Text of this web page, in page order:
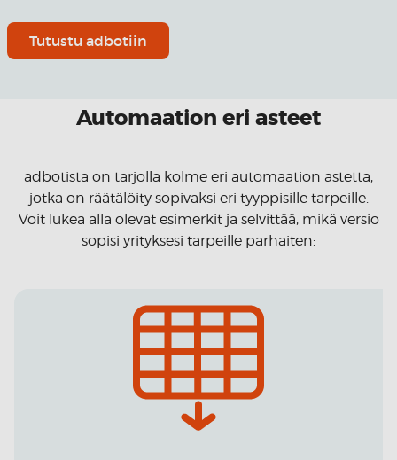
Tutustu adbotiin
Automaation eri asteet
adbotista on tarjolla kolme eri automaation astetta,
jotka on räätälöity sopivaksi eri tyyppisille tarpeille.
Voit lukea alla olevat esimerkit ja selvittää, mikä versio
sopisi yrityksesi tarpeille parhaiten: